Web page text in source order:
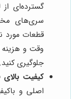
گسترده‌ای
سری‌های
قطعات مورد
وقت و
جلوگیری کنید.
کیفیت
اصلی و